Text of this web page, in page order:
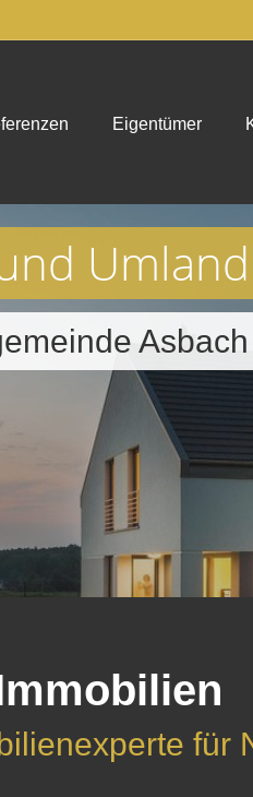
Eigentümer
Umland
Asbach
für